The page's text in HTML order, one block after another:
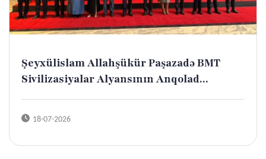
Şeyxülislam Allahşükür Paşazadə BMT
Sivilizasiyalar Alyansının Anqolad...
18-07-2026